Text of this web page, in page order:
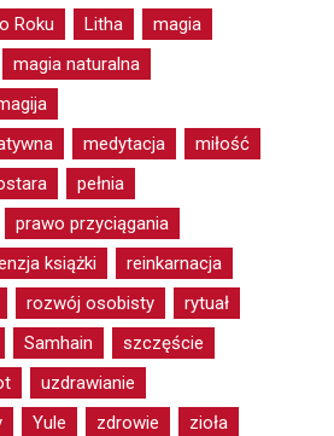
Roku Litha
magia
magia naturalna
medytacja
miłość
pełnia
prawo przyciągania
książki
reinkarnacja
rozwój osobisty
rytuał
Samhain
szczęście
uzdrawianie
Yule zdrowie
zioła